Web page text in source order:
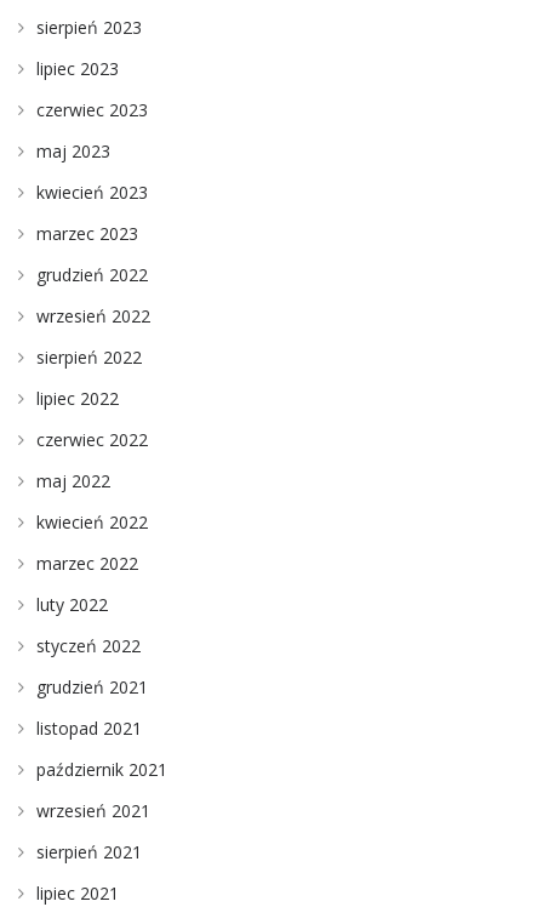
sierpień 2023
lipiec 2023
czerwiec 2023
maj 2023
kwiecień 2023
marzec 2023
grudzień 2022
wrzesień 2022
sierpień 2022
lipiec 2022
czerwiec 2022
maj 2022
kwiecień 2022
marzec 2022
luty 2022
styczeń 2022
grudzień 2021
listopad 2021
październik 2021
wrzesień 2021
sierpień 2021
lipiec 2021